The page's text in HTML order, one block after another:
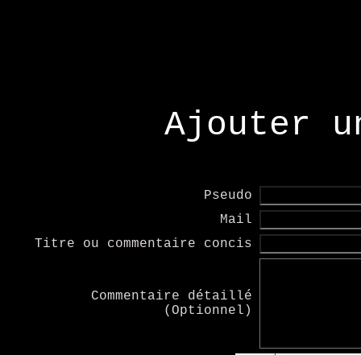
Ajouter
Pseudo
Mail
Titre ou commentaire concis
Commentaire détaillé
(Optionnel)